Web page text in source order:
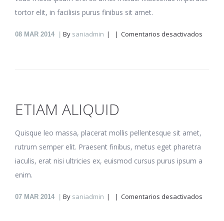
tortor elit, in facilisis purus finibus sit amet.
08 MAR 2014 By saniadmin Comentarios desactivados
ETIAM ALIQUID
Quisque leo massa, placerat mollis pellentesque sit amet,
rutrum semper elit. Praesent finibus, metus eget pharetra
iaculis, erat nisi ultricies ex, euismod cursus purus ipsum a
enim.
07 MAR 2014 By saniadmin Comentarios desactivados